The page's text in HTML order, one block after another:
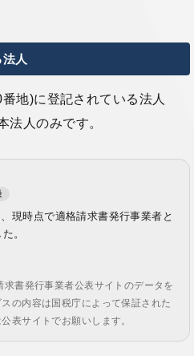
人
地)に登記されている法人
法人のみです。
現時点で適格請求書発行事業者と
。
書発行事業者公表サイトのデータを
の内容は国税庁によって保証された
表サイトでお願いします。